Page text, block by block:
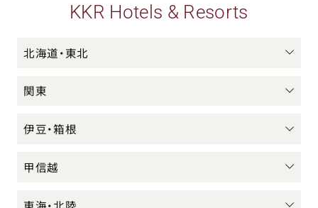
KKR Hotels & Resorts
北海道・東北
関東
伊豆・箱根
甲信越
東海・北陸